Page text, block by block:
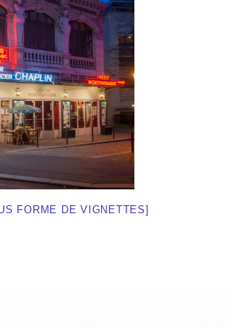
FORME DE VIGNETTES]